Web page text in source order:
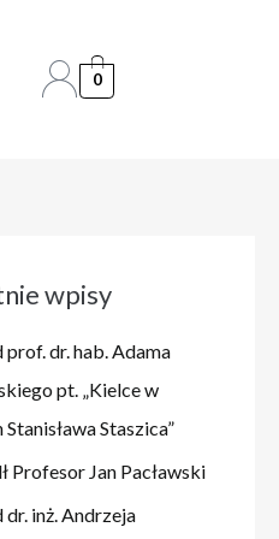
0
wpisy
prof. dr. hab. Adama
pt. „Kielce w
Stanisława Staszica”
Profesor Jan Pacławski
dr. inż. Andrzeja